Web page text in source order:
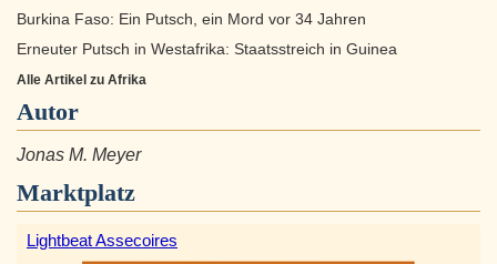
Burkina Faso: Ein Putsch, ein Mord vor 34 Jahren
Erneuter Putsch in Westafrika: Staatsstreich in Guinea
Alle Artikel zu Afrika
Autor
Jonas M. Meyer
Marktplatz
Lightbeat Assecoires